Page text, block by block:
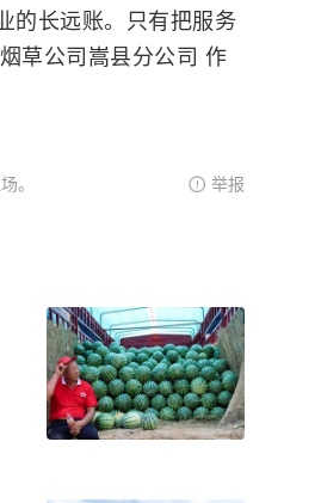
的长远账。只有把服务
草公司嵩县分公司 作
。 举报